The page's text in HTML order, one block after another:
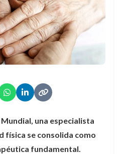
Mundial, una especialista
física se consolida como
fundamental.